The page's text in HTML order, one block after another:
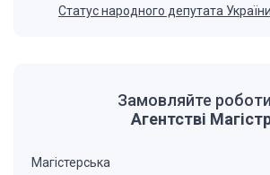
Статус народного депутата України
Замовляйте
Агентстві
Магістерська